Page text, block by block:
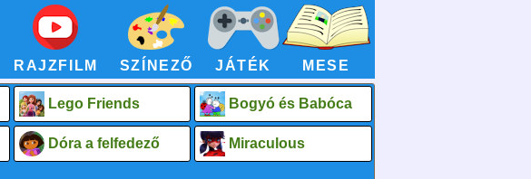
RAJZFILM SZÍNEZŐ JÁTÉK MESE
Lego Friends Bogyó és Babóca
Dóra a felfedező Miraculous